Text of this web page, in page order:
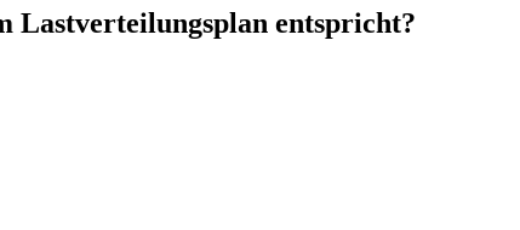
Lastverteilungsplan entspricht?